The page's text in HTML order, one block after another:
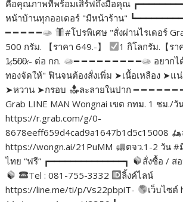
คือคุณภาพที่พร้อมเสิร์ฟถึงมือคุณ
หน้าบ้านทุกออเดอร์ "มีหน้าร้าน"
━ ━ ━ ━ ━
#โปรพิเศษ "สั่งผ่านไรเดอร์
500 กรัม. 【ราคา 649.-】
1 กิโลกรัม.【ร
1̷,5̷0̷0̷.- ต่อ กก.
━ ━ ━ ━ ━ ━ ━ ━ ━
อยาก
ทองจัดให้" ฟินจนต้องสั่งเพิ่ม ➤เนื้อเหลือง ➤
➤หวาน ➤กรอบ
ละลายในปาก ━ ━ ━ ━ ━ ━
Grab LINE MAN Wongnai เขต กทม. 1 ชม./วั
https://r.grab.com/g/0-
8678eeff659d4cad9a1647b1d5c15008
https://wongn.ai/21PuMM
ตจว.1-2 วัน #
ไทย “ฟรี” ┏━━━━━━━━━━━━━━┓
สั่งซื้อ / ส
Tel : 081-755-3332
ลิ้งค์ไลน์
https://line.me/ti/p/Vs22pbpiT-
เว็บไซต์